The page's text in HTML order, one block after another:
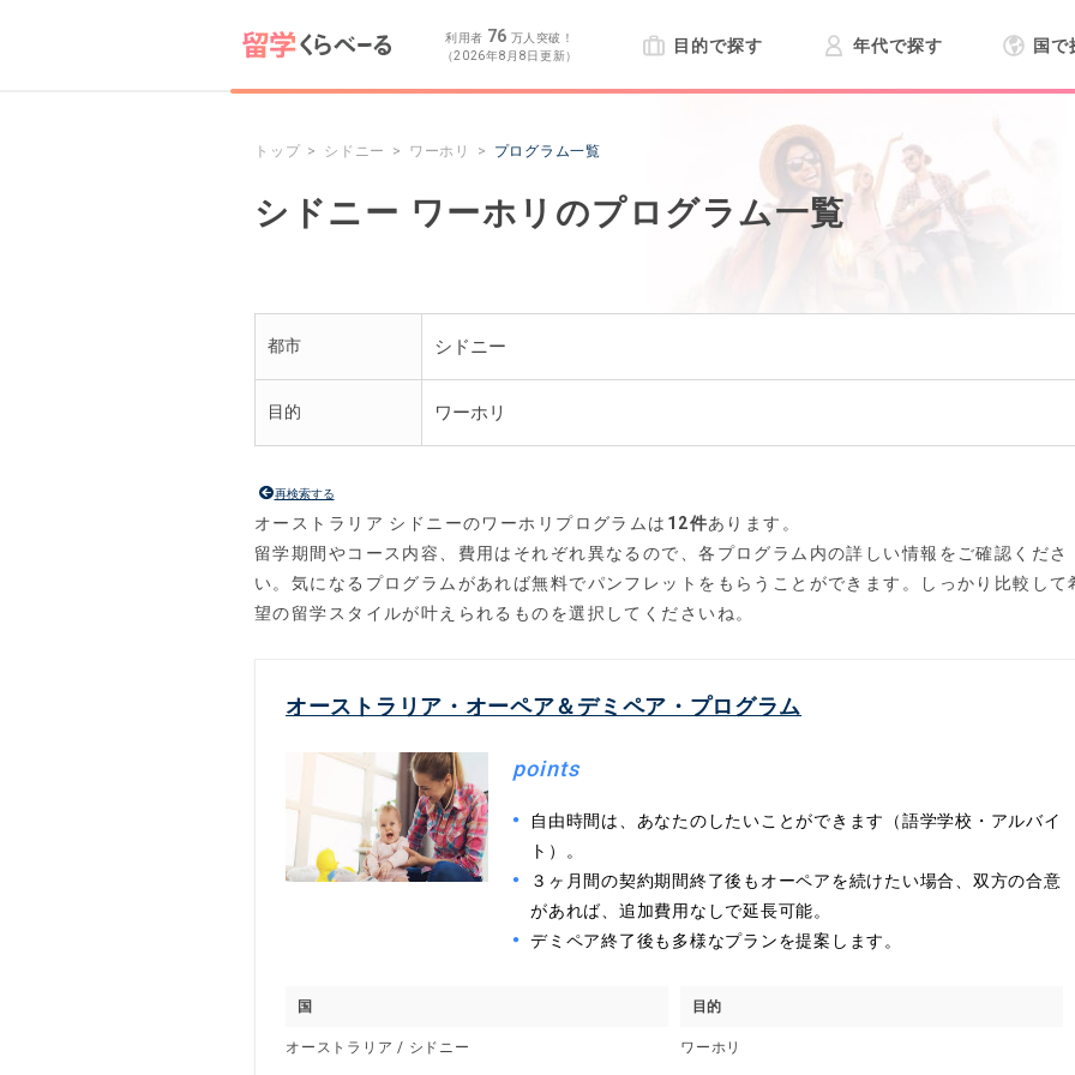
利用者 76 万人突破！
（2026年8月8日更新）
目的で探す 年代で探す 国で
トップ シドニー ワーホリ プログラム一覧
シドニー ワーホリのプログラム一覧
都市 シドニー
目的 ワーホリ
再検索する
オーストラリア シドニーのワーホリプログラムは 12件あります。
留学期間やコース内容、費用はそれぞれ異なるので、各プログラム内の詳しい情報をご確認くださ
い。気になるプログラムがあれば無料でパンフレットをもらうことができます。しっかり比較して
望の留学スタイルが叶えられるものを選択してくださいね。
オーストラリア・オーペア＆デミペア・プログラム
points
自由時間は、あなたのしたいことができます（語学学校・アルバイ
ト）。
３ヶ月間の契約期間終了後もオーペアを続けたい場合、双方の合意
があれば、追加費用なしで延長可能。
デミペア終了後も多様なプランを提案します。
国
オーストラリア / シドニー
目的
ワーホリ